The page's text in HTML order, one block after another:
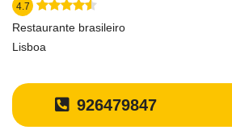
4.7
Restaurante brasileiro
Lisboa
926479847